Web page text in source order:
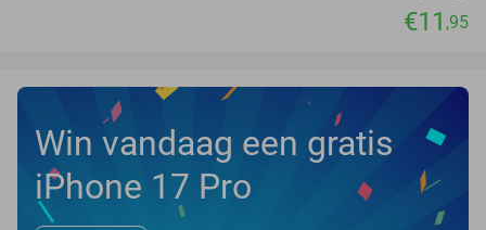
€11 ,95
Win vandaag een gratis
iPhone 17 Pro